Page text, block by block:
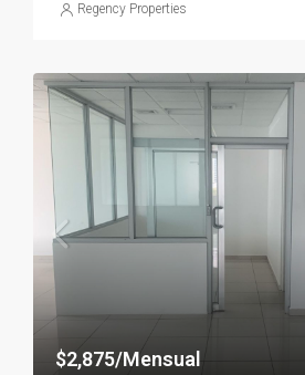
Regency Properties
$2,875/Mensual